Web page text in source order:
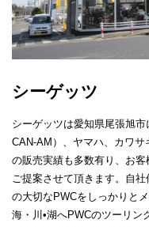
シーゲッツ
シーゲッツは愛知県尾張旭市
CAN-AM）、ヤマハ、カワ
の販売実績も多数有り、お
ご提案させて頂きます。自
の大切なPWCをしっかりと
海・川•湖へPWCのツーリン